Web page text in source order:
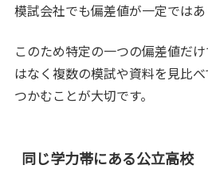
模試会社でも偏差値が一定ではあ
このため特定の一つの偏差値だ
はなく複数の模試や資料を見比
つかむことが大切です。
同じ学力帯にある公立高校